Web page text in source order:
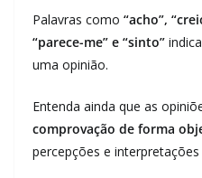
Palavras como “acho”,
“parece-me” e “sinto”
uma opinião.
Entenda ainda que as
comprovação de forma
percepções e interpretações